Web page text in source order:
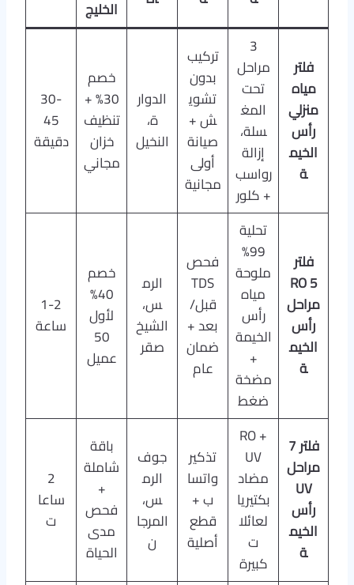
الخليج
فلتر
مياه
منزلي
رأس
الخيم
ة
3
مراحل
تحت
المغ
سلة،
إزالة
رواسب
+ كلور
تركيب
بدون
تشوي
ش +
صيانة
أولى
مجانية
الدوار
ة،
النخيل
خصم
30% +
تنظيف
خزان
مجاني
30-
45
دقيقة
فلتر
RO 5
مراحل
رأس
الخيم
ة
تحلية
99%
ملوحة
مياه
رأس
الخيمة
+
مضخة
ضغط
فحص
TDS
قبل/
بعد +
ضمان
عام
الرم
س،
الشيخ
صقر
خصم
40%
لأول
50
عميل
1-2
ساعة
فلتر 7
مراحل
UV
رأس
الخيم
ة
RO +
UV
مضاد
بكتيريا
لعائلا
ت
كبيرة
تذكير
واتسا
ب +
قطع
أصلية
جوف
الرم
س،
المرجا
ن
باقة
شاملة
+
فحص
مدى
الحياة
2
ساعا
ت